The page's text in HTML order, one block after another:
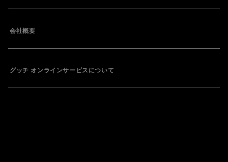
会社概要
グッチ オンラインサービスについて